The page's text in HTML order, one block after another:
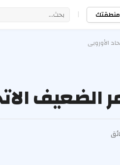
منطقتك |
الأوروبي